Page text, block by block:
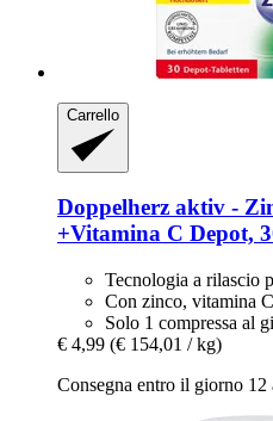
Carrello
Doppelherz aktiv -​
+Vitamina C Depot,
Tecnologia a rilascio
Con zinco, vitamina
Solo 1 compressa al
€ 4,99 (€ 154,01 / kg)
Consegna entro il giorno 12